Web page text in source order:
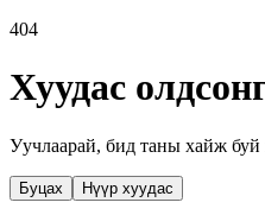
404
Хуудас
Уучлаарай, бид таны хайж буй
Буцах Нүүр хуудас